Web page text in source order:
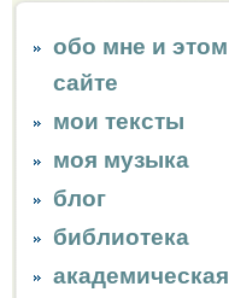
обо мне и этом
сайте
мои тексты
моя музыка
блог
библиотека
академическая